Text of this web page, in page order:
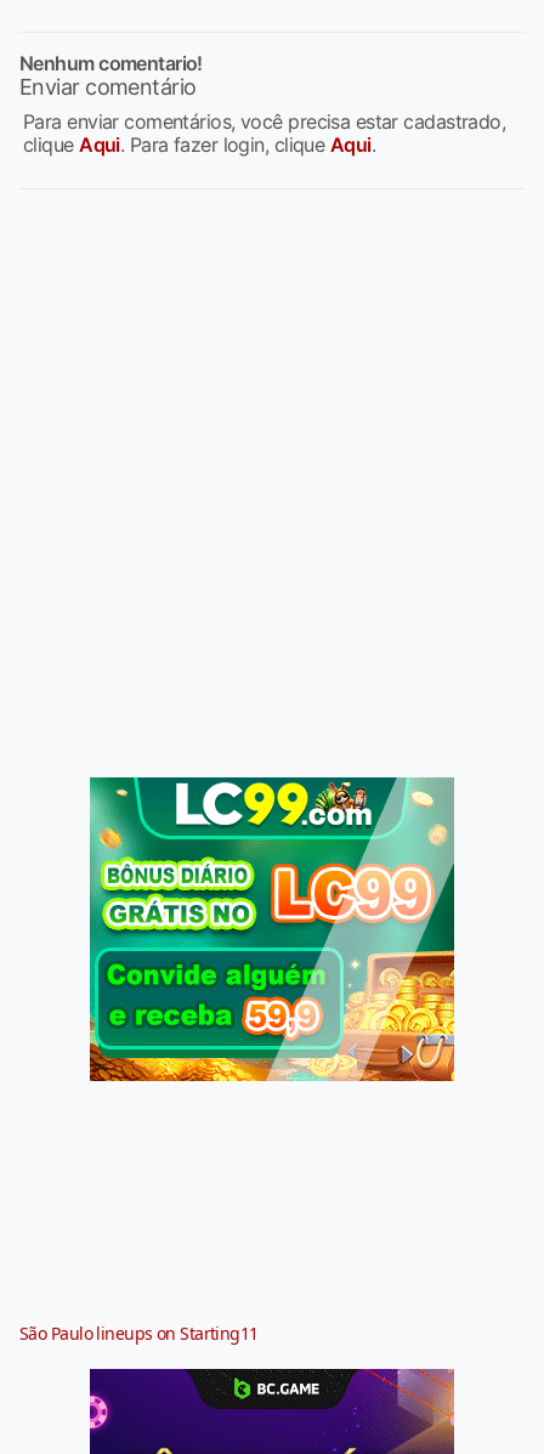
Nenhum comentario!
Enviar comentário
Para enviar comentários, você precisa estar cadastrado,
cliqueAqui. Para fazer login, clique Aqui.
São Paulo lineups on Starting11